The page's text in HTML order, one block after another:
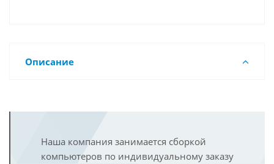
Описание
Наша компания занимается сборкой
компьютеров по индивидуальному заказу